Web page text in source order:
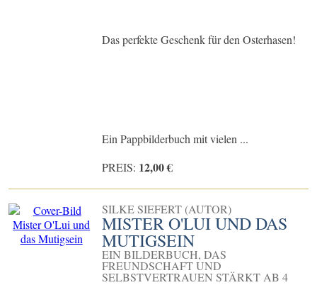
Das perfekte Geschenk für den Osterhasen!
Ein Pappbilderbuch mit vielen ...
PREIS: 12,00 €
SILKE SIEFERT (AUTOR)
MISTER O'LUI UND DAS
MUTIGSEIN
EIN BILDERBUCH, DAS
FREUNDSCHAFT UND
SELBSTVERTRAUEN STÄRKT AB 4